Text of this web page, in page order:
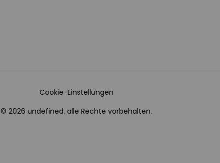
Cookie-Einstellungen
© 2026 undefined. alle Rechte vorbehalten.